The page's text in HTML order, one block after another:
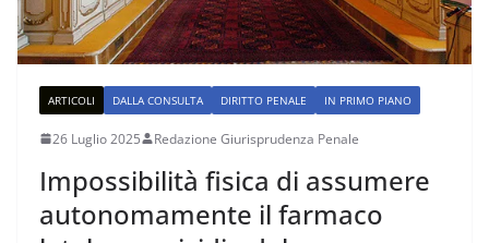
ARTICOLI DALLA CONSULTA DIRITTO PENALE IN PRIMO PIANO
26 Luglio 2025 Redazione Giurisprudenza Penale
Impossibilità fisica di assumere
autonomamente il farmaco